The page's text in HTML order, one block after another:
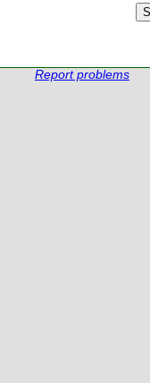
Report problems